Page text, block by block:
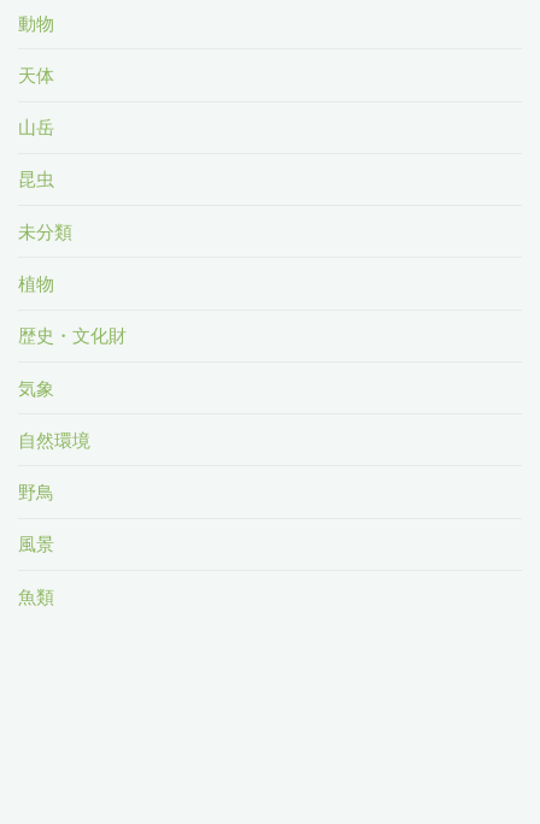
動物
天体
山岳
昆虫
未分類
植物
歴史・文化財
気象
自然環境
野鳥
風景
魚類